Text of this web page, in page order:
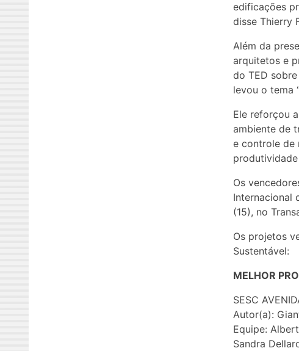
edificações
disse Thierry
Além da
arquitetos e
do TED
levou o tema
Ele reforçou
ambiente de
e controle de
produtividade
Os
Internacional
(15), no
Os projetos
Sustentável:
MELHOR
SESC
Autor(a):
Equipe:
Sandra